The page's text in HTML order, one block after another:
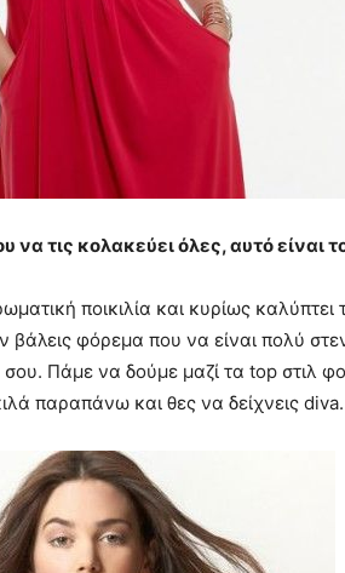
να τις κολακεύει όλες, αυτό είναι
ποικιλία και κυρίως καλύπτει
βάλεις φόρεμα που να είναι πολύ
σου. Πάμε να δούμε μαζί τα top στιλ
παραπάνω και θες να δείχνεις diva.